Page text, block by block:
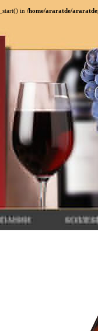
in /home/araratde/